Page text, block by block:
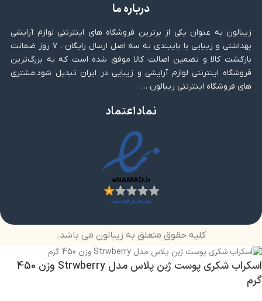
درباره ما
زیبالون به عنوان یکی از برترین فروشگاه های اینترنتی لوازم آرایشی
بهداشتی و زیبایی با پایبندی به سه اصل ارسال رایگان ، ۷ روز ضمانت
بازگشت کالا و تضمین اصالت کالا موفق شده است که به بزرگ‌ترین
فروشگاه اینترنتی لوازم آرایشی و زیبایی در ایران تبدیل شود.مشتری
های فروشگاه اینترنتی زیبالون …
نماد اعتماد
کلیه حقوق متعلق به زیبالون می باشد.
اسکراب شکری پوست ژبن پلاس مدل Strwberry وزن 450
گرم